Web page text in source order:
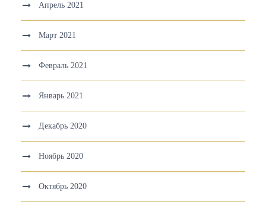
Апрель 2021
Март 2021
Февраль 2021
Январь 2021
Декабрь 2020
Ноябрь 2020
Октябрь 2020